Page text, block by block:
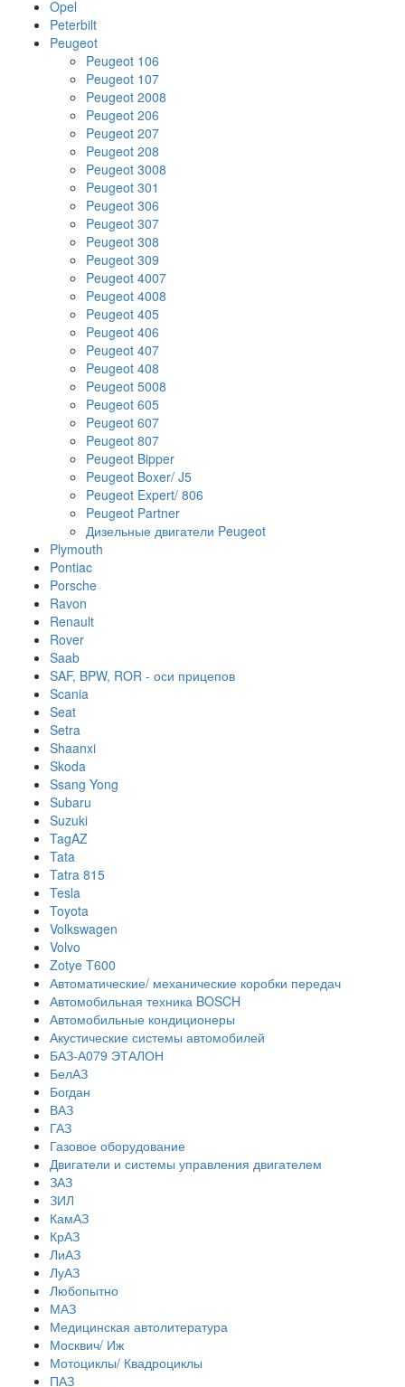
Opel
Peterbilt
Peugeot
Peugeot 106
Peugeot 107
Peugeot 2008
Peugeot 206
Peugeot 207
Peugeot 208
Peugeot 3008
Peugeot 301
Peugeot 306
Peugeot 307
Peugeot 308
Peugeot 309
Peugeot 4007
Peugeot 4008
Peugeot 405
Peugeot 406
Peugeot 407
Peugeot 408
Peugeot 5008
Peugeot 605
Peugeot 607
Peugeot 807
Peugeot Bipper
Peugeot Boxer/ J5
Peugeot Expert/ 806
Peugeot Partner
Дизельные двигатели Peugeot
Plymouth
Pontiac
Porsche
Ravon
Renault
Rover
Saab
SAF, BPW, ROR - оси прицепов
Scania
Seat
Setra
Shaanxi
Skoda
Ssang Yong
Subaru
Suzuki
TagAZ
Tata
Tatra 815
Tesla
Toyota
Volkswagen
Volvo
Zotye T600
Автоматические/ механические коробки передач
Автомобильная техника BOSCH
Автомобильные кондиционеры
Акустические системы автомобилей
БАЗ-А079 ЭТАЛОН
БелАЗ
Богдан
ВАЗ
ГАЗ
Газовое оборудование
Двигатели и системы управления двигателем
ЗАЗ
ЗИЛ
КамАЗ
КрАЗ
ЛиАЗ
ЛуАЗ
Любопытно
МАЗ
Медицинская автолитература
Москвич/ Иж
Мотоциклы/ Квадроциклы
ПАЗ